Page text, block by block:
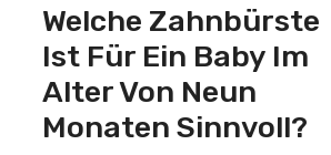
Welche Zahnbürste
Ist Für Ein Baby Im
Alter Von Neun
Monaten Sinnvoll?